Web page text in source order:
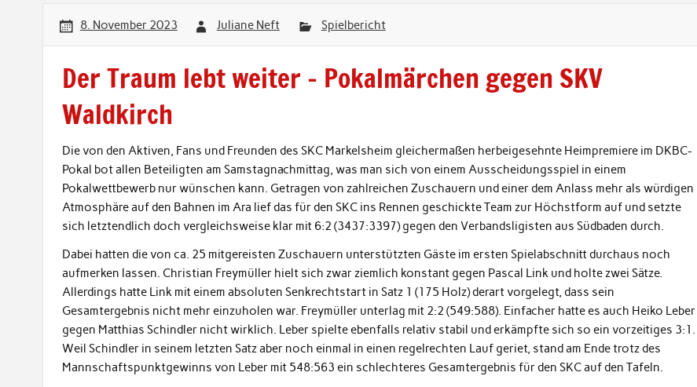
8. November 2023 Juliane Neft Spielbericht
Der Traum lebt weiter – Pokalmärchen gegen SKV
Waldkirch
Die von den Aktiven, Fans und Freunden des SKC Markelsheim gleichermaßen herbeigesehnte Heimpremiere im DKBC-
Pokal bot allen Beteiligten am Samstagnachmittag, was man sich von einem Ausscheidungsspiel in einem
Pokalwettbewerb nur wünschen kann. Getragen von zahlreichen Zuschauern und einer dem Anlass mehr als würdigen
Atmosphäre auf den Bahnen im Ara lief das für den SKC ins Rennen geschickte Team zur Höchstform auf und setzte
sich letztendlich doch vergleichsweise klar mit 6:2 (3437:3397) gegen den Verbandsligisten aus Südbaden durch.
Dabei hatten die von ca. 25 mitgereisten Zuschauern unterstützten Gäste im ersten Spielabschnitt durchaus noch
aufmerken lassen. Christian Freymüller hielt sich zwar ziemlich konstant gegen Pascal Link und holte zwei Sätze.
Allerdings hatte Link mit einem absoluten Senkrechtstart in Satz 1 (175 Holz) derart vorgelegt, dass sein
Gesamtergebnis nicht mehr einzuholen war. Freymüller unterlag mit 2:2 (549:588). Einfacher hatte es auch Heiko Leber
gegen Matthias Schindler nicht wirklich. Leber spielte ebenfalls relativ stabil und erkämpfte sich so ein vorzeitiges 3:1.
Weil Schindler in seinem letzten Satz aber noch einmal in einen regelrechten Lauf geriet, stand am Ende trotz des
Mannschaftspunktgewinns von Leber mit 548:563 ein schlechteres Gesamtergebnis für den SKC auf den Tafeln.